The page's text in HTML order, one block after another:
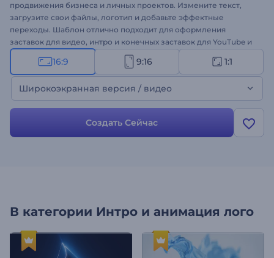
продвижения бизнеса и личных проектов. Измените текст,
загрузите свои файлы, логотип и добавьте эффектные
переходы. Шаблон отлично подходит для оформления
заставок для видео, интро и конечных заставок для YouTube и
видеорекламы. Выберите подходящие сцены шаблона и
оформите свое видео!
16:9 9:16 1:1
Широкоэкранная версия / видео
Создать Сейчас
В категории Интро и анимация лого